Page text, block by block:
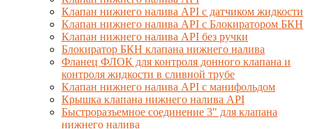
Клапан нижнего налива API с датчиком жидкости
Клапан нижнего налива API с Блокиратором БКН
Клапан нижнего налива API без ручки
Блокиратор БКН клапана нижнего налива
Фланец ФЛОК для контроля донного клапана и
контроля жидкости в сливной трубе
Клапан нижнего налива API с манифольдом
Крышка клапана нижнего налива API
Быстроразъемное соединение 3" для клапана
нижнего налива